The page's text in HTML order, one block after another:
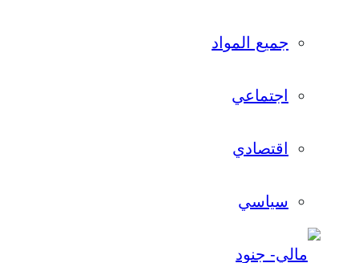
جميع المواد
اجتماعي
اقتصادي
سياسي